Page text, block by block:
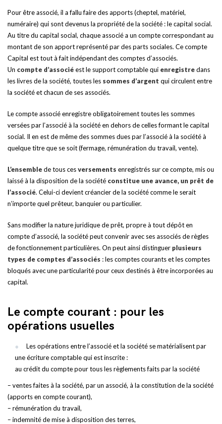
Pour être associé, il a fallu faire des apports (cheptel, matériel,
numéraire) qui sont devenus la propriété de la société : le capital social.
Au titre du capital social, chaque associé a un compte correspondant au
montant de son apport représenté par des parts sociales. Ce compte
Capital est tout à fait indépendant des comptes d’associés.
Un compte d’associéest le support comptable qui enregistredans
les livres de la société, toutes les sommes d’argent qui circulent entre
la société et chacun de ses associés.
Le compte associé enregistre obligatoirement toutes les sommes
versées par l’associé à la société en dehors de celles formant le capital
social. Il en est de même des sommes dues par l’associé à la société à
quelque titre que se soit (fermage, rémunération du travail, vente).
L’ensemblede tous cesversements enregistrés sur ce compte, mis ou
laissé à la disposition de la société constitue une avance, un prêt de
l’associé. Celui-ci devient créancier de la société comme le serait
n’importe quel prêteur, banquier ou particulier.
Sans modifier la nature juridique de prêt, propre à tout dépôt en
compte d’associé, la société peut convenir avec ses associés de règles
de fonctionnement particulières. On peut ainsi distinguer plusieurs
types de comptes d’associés : les comptes courants et les comptes
bloqués avec une particularité pour ceux destinés à être incorporées au
capital.
Le compte courant : pour les
opérations usuelles
Les opérations entre l’associé et la société se matérialisent par
une écriture comptable qui est inscrite :
au crédit du compte pour tous les règlements faits par la société
– ventes faites à la société, par un associé, à la constitution de la société
(apports en compte courant),
– rémunération du travail,
– indemnité de mise à disposition des terres,